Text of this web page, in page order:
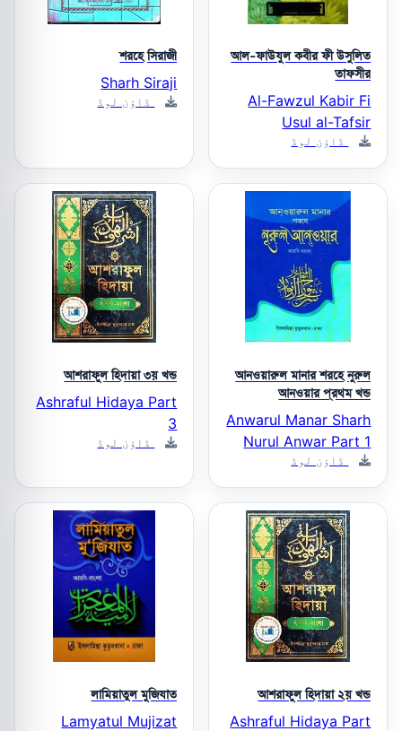
আল-ফাউযুল কবীর ফী উসুলিত
তাফসীর
Al-Fawzul Kabir Fi
Usul al-Tafsir
ڈاؤن لوڈ
শরহে সিরাজী
Sharh Siraji
ڈاؤن لوڈ
আনওয়ারুল মানার শরহে নুরুল
আনওয়ার প্রথম খন্ড
Anwarul Manar Sharh
Nurul Anwar Part 1
ڈاؤن لوڈ
আশরাফুল হিদায়া ৩য় খন্ড
Ashraful Hidaya Part
3
ڈاؤن لوڈ
আশরাফুল হিদায়া ২য় খন্ড
Ashraful Hidaya Part
লামিয়াতুল মুজিযাত
Lamyatul Mujizat